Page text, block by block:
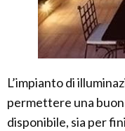
L’impianto di
permettere una
disponibile, sia per